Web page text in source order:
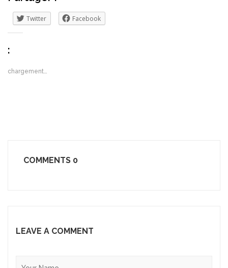
Twitter Facebook
:
chargement…
COMMENTS 0
LEAVE A COMMENT